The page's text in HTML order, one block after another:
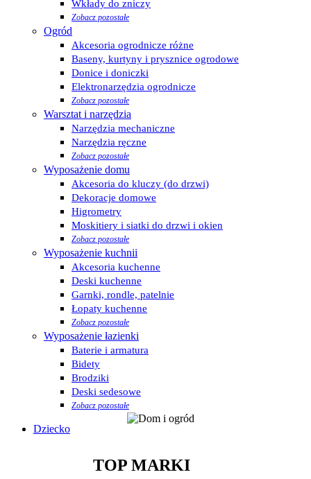
Wkłady do zniczy
Zobacz pozostałe
Ogród
Akcesoria ogrodnicze różne
Baseny, kurtyny i prysznice ogrodowe
Donice i doniczki
Elektronarzędzia ogrodnicze
Zobacz pozostałe
Warsztat i narzędzia
Narzędzia mechaniczne
Narzędzia ręczne
Zobacz pozostałe
Wyposażenie domu
Akcesoria do kluczy (do drzwi)
Dekoracje domowe
Higrometry
Moskitiery i siatki do drzwi i okien
Zobacz pozostałe
Wyposażenie kuchnii
Akcesoria kuchenne
Deski kuchenne
Garnki, rondle, patelnie
Łopaty kuchenne
Zobacz pozostałe
Wyposażenie łazienki
Baterie i armatura
Bidety
Brodziki
Deski sedesowe
Zobacz pozostałe
Dziecko
TOP MARKI